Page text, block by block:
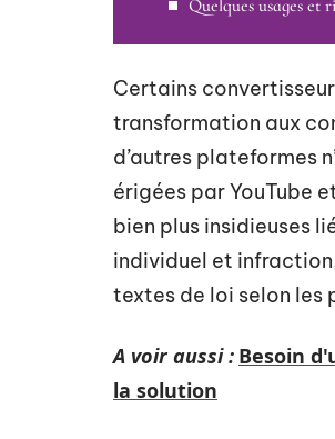
Quelques usages et
Certains
transformation aux
d’autres plateformes
érigées par YouTube
bien plus insidieuses
individuel et
textes de loi selon les
A voir aussi : Besoin
la solution